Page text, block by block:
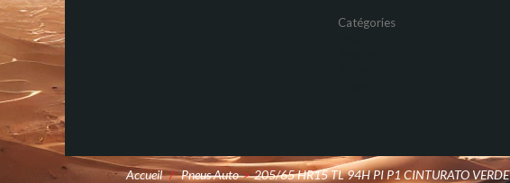
Catégories
Accueil / Pneus Auto > 205/65 HR15 TL 94H PI P1 CINTURATO VERDE